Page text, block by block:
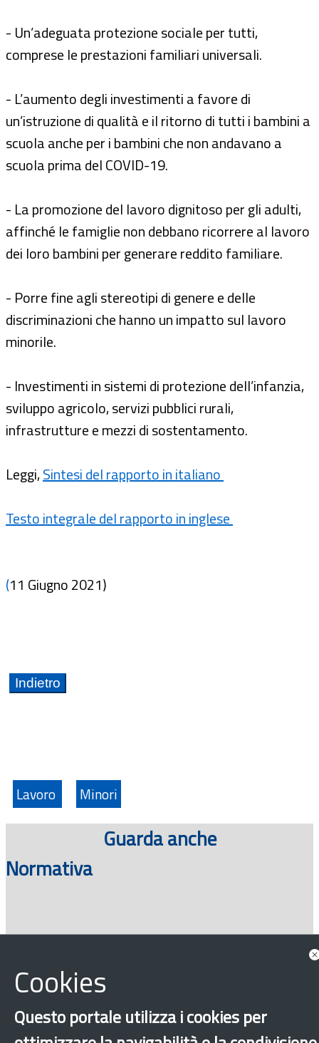
- Un’adeguata protezione sociale per tutti,
comprese le prestazioni familiari universali.
- L’aumento degli investimenti a favore di
un’istruzione di qualità e il ritorno di tutti i bambini a
scuola anche per i bambini che non andavano a
scuola prima del COVID-19.
- La promozione del lavoro dignitoso per gli adulti,
affinché le famiglie non debbano ricorrere al lavoro
dei loro bambini per generare reddito familiare.
- Porre fine agli stereotipi di genere e delle
discriminazioni che hanno un impatto sul lavoro
minorile.
- Investimenti in sistemi di protezione dell’infanzia,
sviluppo agricolo, servizi pubblici rurali,
infrastrutture e mezzi di sostentamento.
Leggi,Sintesi del rapporto in italiano
Testo integrale del rapporto in inglese
(11 Giugno 2021)
Lavoro Minori
Guarda anche
Normativa
Cookies
Questo portale utilizza i cookies per